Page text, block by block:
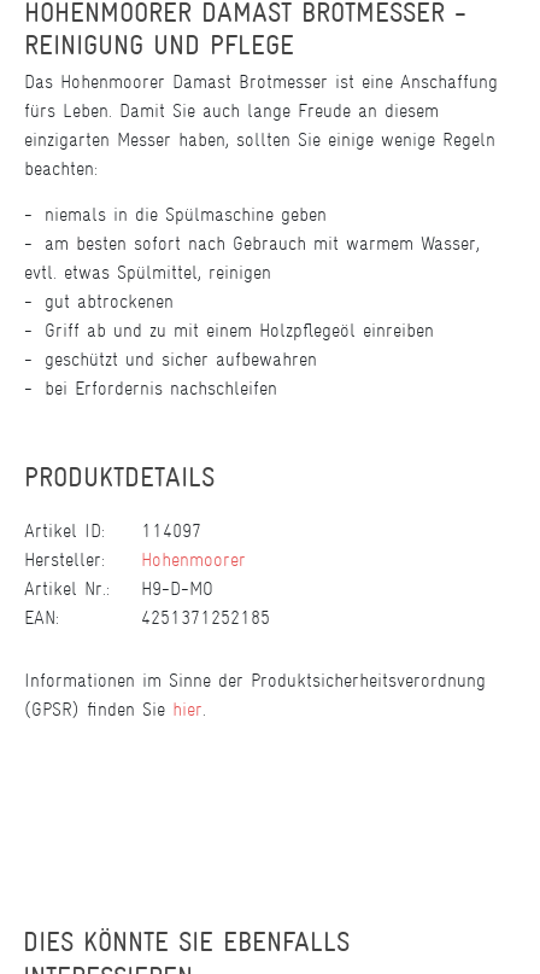
HOHENMOORER DAMAST BROTMESSER -
REINIGUNG UND PFLEGE
Das Hohenmoorer Damast Brotmesser ist eine Anschaffung
fürs Leben. Damit Sie auch lange Freude an diesem
einzigarten Messer haben, sollten Sie einige wenige Regeln
beachten:
niemals in die Spülmaschine geben
am besten sofort nach Gebrauch mit warmem Wasser,
evtl. etwas Spülmittel, reinigen
gut abtrockenen
Griff ab und zu mit einem Holzpflegeöl einreiben
geschützt und sicher aufbewahren
bei Erfordernis nachschleifen
PRODUKTDETAILS
Artikel ID:
114097
Hersteller:
Hohenmoorer
Artikel Nr.:
H9-D-MO
EAN:
4251371252185
Informationen im Sinne der Produktsicherheitsverordnung
(GPSR) finden Sie hier.
DIES KÖNNTE SIE EBENFALLS